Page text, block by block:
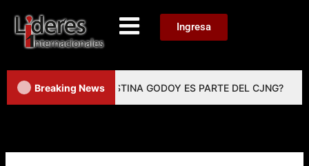
contenido
MenuIngresa
Breaking News
¿LA FISCAL ERNESTINA GODOY ES PARTE DEL CJNG?